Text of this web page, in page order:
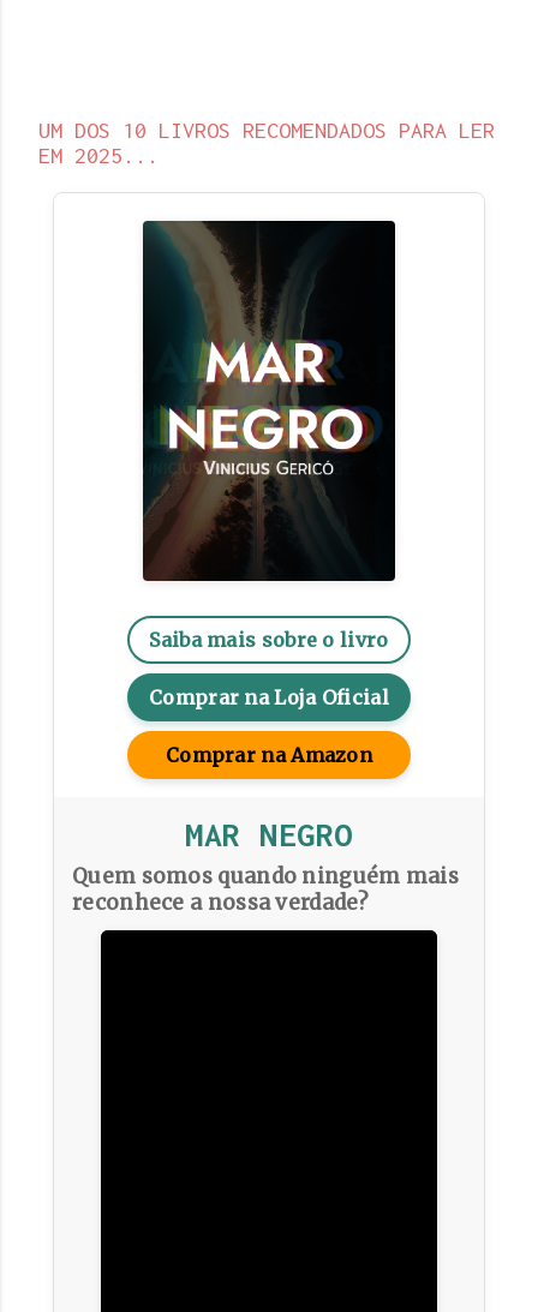
UM DOS 10 LIVROS RECOMENDADOS PARA LER
EM 2025...
Saiba mais sobre o livro
Comprar na Loja Oficial
Comprar na Amazon
MAR NEGRO
Quem somos quando ninguém mais
reconhece a nossa verdade?